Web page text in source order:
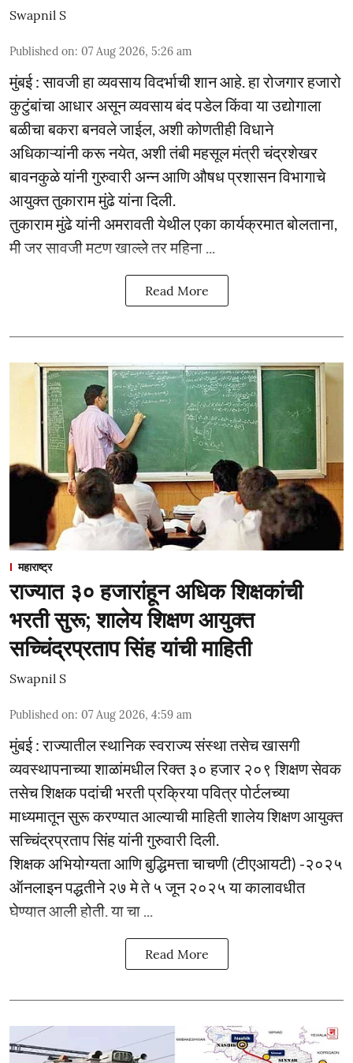
Swapnil S
Published on: 07 Aug 2026, 5:26 am
मुंबई : सावजी हा व्यवसाय विदर्भाची शान आहे. हा रोजगार हजारो
कुटुंबांचा आधार असून व्यवसाय बंद पडेल किंवा या उद्योगाला
बळीचा बकरा बनवले जाईल, अशी कोणतीही विधाने
अधिकाऱ्यांनी करू नयेत, अशी तंबी महसूल मंत्री चंद्रशेखर
बावनकुळे यांनी गुरुवारी अन्न आणि औषध प्रशासन विभागाचे
आयुक्त तुकाराम मुंढे यांना दिली.
तुकाराम मुंढे यांनी अमरावती येथील एका कार्यक्रमात बोलताना,
मी जर सावजी मटण खाल्ले तर महिना ...
Read More
महाराष्ट्र
राज्यात ३० हजारांहून अधिक शिक्षकांची
भरती सुरू; शालेय शिक्षण आयुक्त
सच्चिंद्रप्रताप सिंह यांची माहिती
Swapnil S
Published on: 07 Aug 2026, 4:59 am
मुंबई : राज्यातील स्थानिक स्वराज्य संस्था तसेच खासगी
व्यवस्थापनाच्या शाळांमधील रिक्त ३० हजार २०९ शिक्षण सेवक
तसेच शिक्षक पदांची भरती प्रक्रिया पवित्र पोर्टलच्या
माध्यमातून सुरू करण्यात आल्याची माहिती शालेय शिक्षण आयुक्त
सच्चिंद्रप्रताप सिंह यांनी गुरुवारी दिली.
शिक्षक अभियोग्यता आणि बुद्धिमत्ता चाचणी (टीएआयटी) -२०२५
ऑनलाइन पद्धतीने २७ मे ते ५ जून २०२५ या कालावधीत
घेण्यात आली होती. या चा ...
Read More